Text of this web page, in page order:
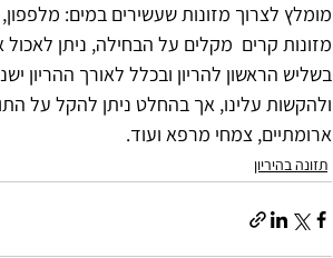
מומלץ לצרוך מזונות שעשירים במים: מלפפון,
מזונות קרים  מקלים על הבחילה, ניתן
בשליש הראשון להריון ובכלל לאורך ההריון
ולהקשות עלינו, אך בהחלט ניתן להקל על
ארומתיים, צמחי מרפא ועוד.
תזונה בהיריון